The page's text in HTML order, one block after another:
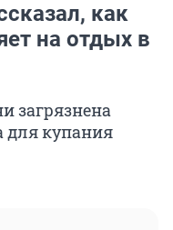
как
на отдых в
загрязнена
для купания